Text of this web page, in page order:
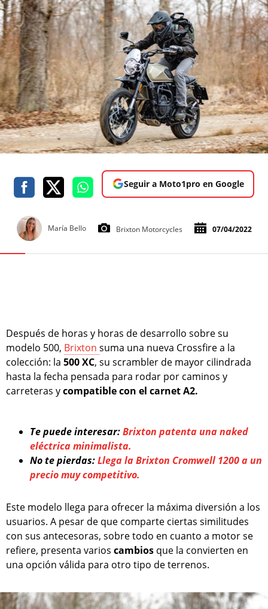
Seguir a Moto1pro en Google
María Bello Brixton Motorcycles 07/04/2022
Después de horas y horas de desarrollo sobre su
modelo 500, Brixton suma una nueva Crossfire a la
colección: la 500 XC, su scrambler de mayor cilindrada
hasta la fecha pensada para rodar por caminos y
carreteras ycompatible con el carnet A2.
Te puede interesar:Brixton patenta una naked
eléctrica minimalista.
No te pierdas:Llega la Brixton Cromwell 1200 a un
precio muy competitivo.
Este modelo llega para ofrecer la máxima diversión a los
usuarios. A pesar de que comparte ciertas similitudes
con sus antecesoras, sobre todo en cuanto a motor se
refiere, presenta varios cambios que la convierten en
una opción válida para otro tipo de terrenos.